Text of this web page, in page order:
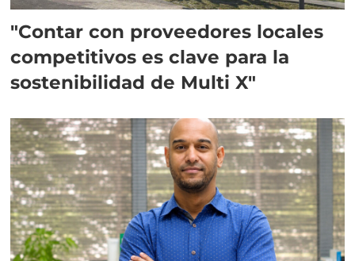
"Contar con proveedores locales
competitivos es clave para la
sostenibilidad de Multi X"